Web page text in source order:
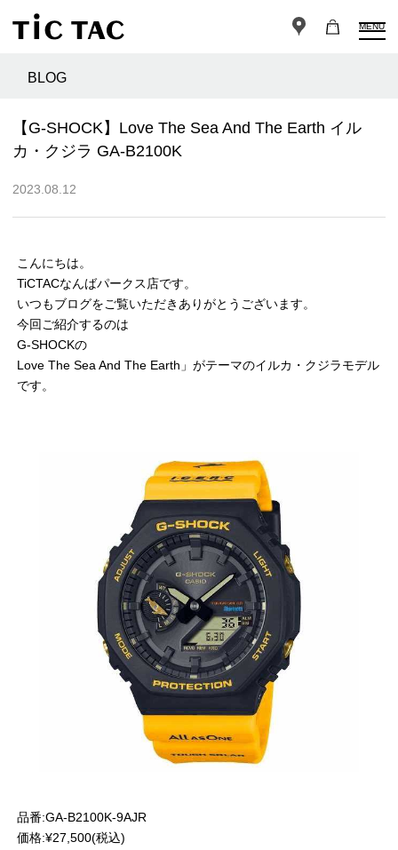
MENU
BLOG
【G-SHOCK】Love The Sea And The Earth イル
カ・クジラ GA-B2100K
2023.08.12
こんにちは。
TiCTACなんばパークス店です。
いつもブログをご覧いただきありがとうございます。
今回ご紹介するのは
G-SHOCKの
Love The Sea And The Earth」がテーマのイルカ・クジラモデル
です。
品番:GA-B2100K-9AJR
価格:¥27,500(税込)